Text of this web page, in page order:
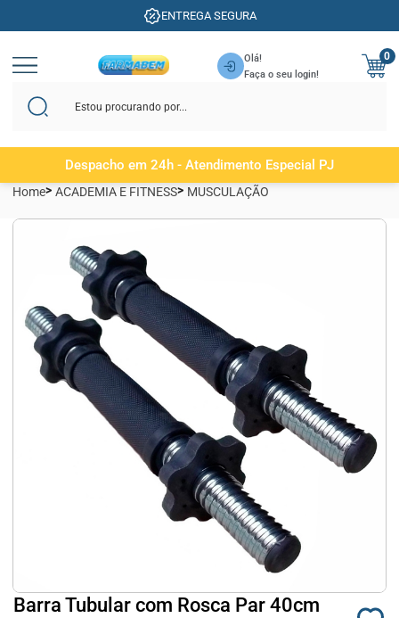
ENTREGA SEGURA
Olá!
Faça o seu login!
0
Despacho em 24h - Atendimento Especial PJ
Home ACADEMIA E FITNESS MUSCULAÇÃO
Barra Tubular com Rosca Par 40cm